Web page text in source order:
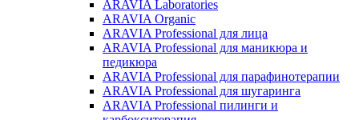
ARAVIA Laboratories
ARAVIA Organic
ARAVIA Professional для лица
ARAVIA Professional для маникюра и
педикюра
ARAVIA Professional для парафинотерапии
ARAVIA Professional для шугаринга
ARAVIA Professional пилинги и